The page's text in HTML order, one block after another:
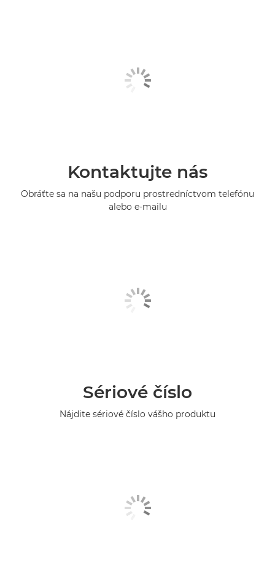
Kontaktujte nás
Obráťte sa na našu podporu prostredníctvom telefónu
alebo e-mailu
Sériové číslo
Nájdite sériové číslo vášho produktu